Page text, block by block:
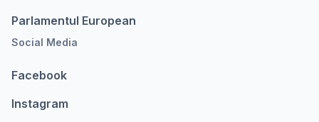
Parlamentul European
Social Media
Facebook
Instagram